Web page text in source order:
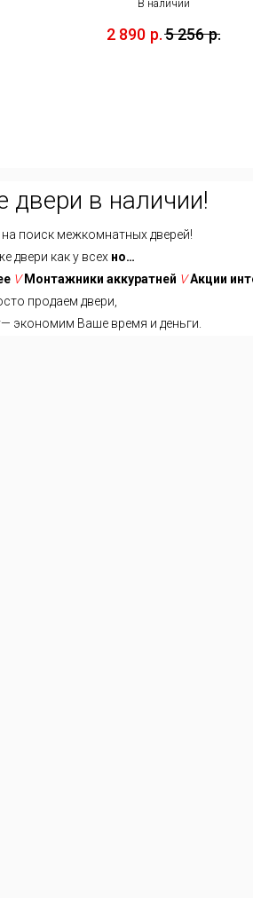
В наличии
2 890 р.5 256 р.
в наличии!
поиск межкомнатных дверей!
двери как у всех но…
V Монтажники аккуратней VАкции
продаем двери,
экономим Ваше время и деньги.